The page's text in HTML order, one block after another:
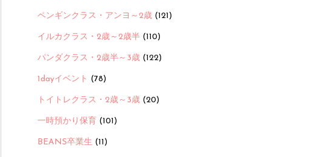
ペンギンクラス・アンヨ～2歳 (121)
イルカクラス・2歳～2歳半 (110)
パンダクラス・2歳半～3歳 (122)
1dayイベント (78)
トイトレクラス・2歳～3歳 (20)
一時預かり保育 (101)
BEANS卒業生 (11)